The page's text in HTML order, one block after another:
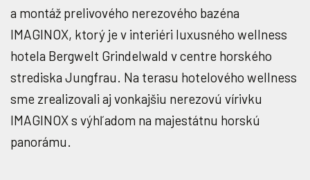
a montáž prelivového nerezového bazéna
IMAGINOX, ktorý je v interiéri luxusného wellness
hotela Bergwelt Grindelwald v centre horského
strediska Jungfrau. Na terasu hotelového wellness
sme zrealizovali aj vonkajšiu nerezovú vírivku
IMAGINOX s výhľadom na majestátnu horskú
panorámu.